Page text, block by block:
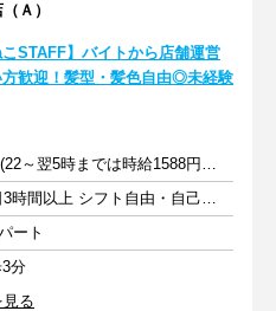
Ａ）
こSTAFF】バイトから店舗運営
方歓迎！髪型・髪色自由◎未経験
時給1270円～(22～翌5時までは時給1588円～)+交通費規定支給
週3日以上 1日3時間以上 シフト自由・自己申告
ート
分
る